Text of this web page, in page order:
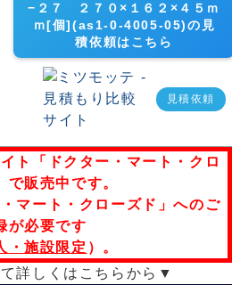
−２７ ２７０×１６２×４５ｍ
ｍ[個](as1-0-4005-05)の見
積依頼はこちら
見積依頼
ト「ドクター・マート・クロ
で販売中です。
マート・クローズド」へのご
が必要です
・施設限定 ）。
詳しくはこちらから▼